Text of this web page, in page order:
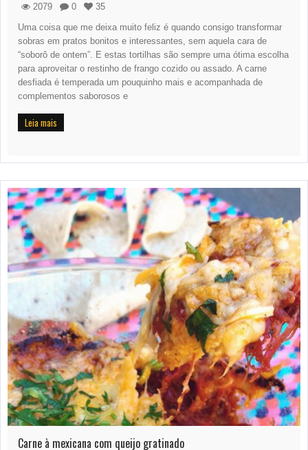
2079 0
35
Uma coisa que me deixa muito feliz é quando consigo transformar
sobras em pratos bonitos e interessantes, sem aquela cara de
“soborô de ontem”. E estas tortilhas são sempre uma ótima escolha
para aproveitar o restinho de frango cozido ou assado. A carne
desfiada é temperada um pouquinho mais e acompanhada de
complementos saborosos e
Leia mais
Carne à mexicana com queijo gratinado